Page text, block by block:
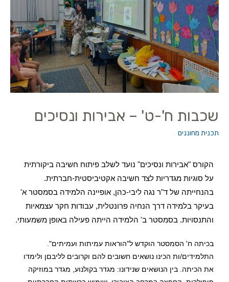
שכבות ח'-ט' – אבירות ונסיכים
תכנית מחוננים
הקורס "אבירות ונסיכים" נועד לשלב פיתוח חשיבה ביקורתית
על סוגיות מגדריות לצד חשיבה אקטיביסטית-חברתית.
בהנחייתה של ד"ר נגה ליבי-כהן, אופיינה הלמידה בסמסטר א'
בעיקר בלמידה דרך הנחיה פרונטלית, עבודות חקר עצמאיות
והתנסויות. בסמסטר ב' הלמידה הייתה פעילה באופן משמעותי.
בכיתה ח' הסמסטר הוקדש ל"הוראות עמיתות ועמיתים".
התלמידים/ות הכינו נושאים חשובים להם וקרובים לליבםן ולימדו
את הכיתה. בין הנושאים שנידונו: מגדר בקולנוע, מגדר במוזיקה